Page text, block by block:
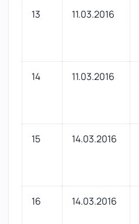
13 11.03.2016
14 11.03.2016
15 14.03.2016
16 14.03.2016